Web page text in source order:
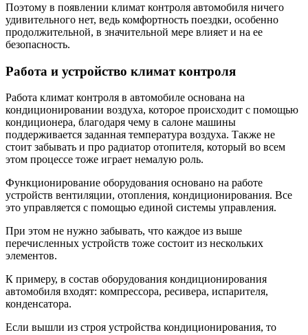
Поэтому в появлении климат контроля автомобиля ничего
удивительного нет, ведь комфортность поездки, особенно
продолжительной, в значительной мере влияет и на ее
безопасность.
Работа и устройство климат контроля
Работа климат контроля в автомобиле основана на
кондиционировании воздуха, которое происходит с помощью
кондиционера, благодаря чему в салоне машины
поддерживается заданная температура воздуха. Также не
стоит забывать и про радиатор отопителя, который во всем
этом процессе тоже играет немалую роль.
Функционирование оборудования основано на работе
устройств вентиляции, отопления, кондиционирования. Все
это управляется с помощью единой системы управления.
При этом не нужно забывать, что каждое из выше
перечисленных устройств тоже состоит из нескольких
элементов.
К примеру, в состав оборудования кондиционирования
автомобиля входят: компрессора, ресивера, испарителя,
конденсатора.
Если вышли из строя устройства кондиционирования, то